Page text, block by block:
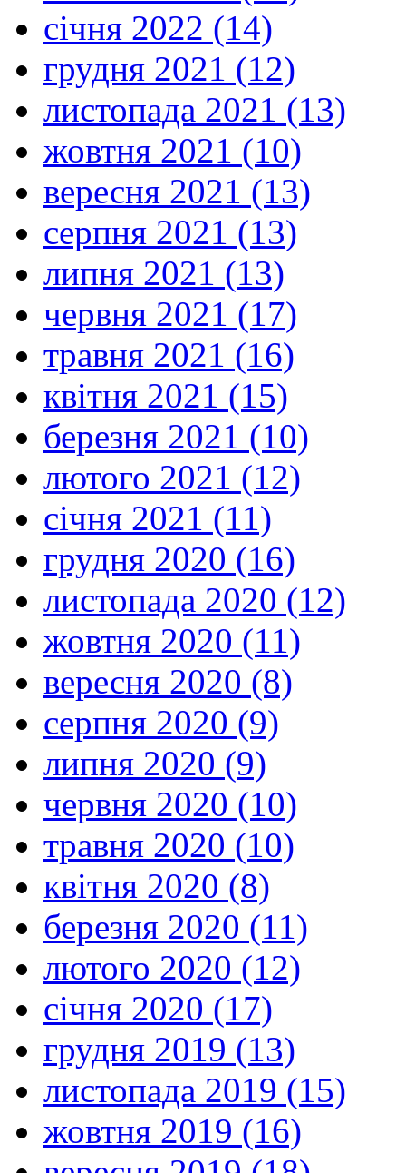
січня 2022 (14)
грудня 2021 (12)
листопада 2021 (13)
жовтня 2021 (10)
вересня 2021 (13)
серпня 2021 (13)
липня 2021 (13)
червня 2021 (17)
травня 2021 (16)
квітня 2021 (15)
березня 2021 (10)
лютого 2021 (12)
січня 2021 (11)
грудня 2020 (16)
листопада 2020 (12)
жовтня 2020 (11)
вересня 2020 (8)
серпня 2020 (9)
липня 2020 (9)
червня 2020 (10)
травня 2020 (10)
квітня 2020 (8)
березня 2020 (11)
лютого 2020 (12)
січня 2020 (17)
грудня 2019 (13)
листопада 2019 (15)
жовтня 2019 (16)